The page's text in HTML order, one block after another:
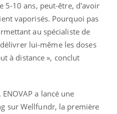
5-10 ans, peut-être, d'avoir
vaporisés. Pourquoi pas
au spécialiste de
lui-même les doses
à distance », conclut
a lancé une
sur Wellfundr, la première